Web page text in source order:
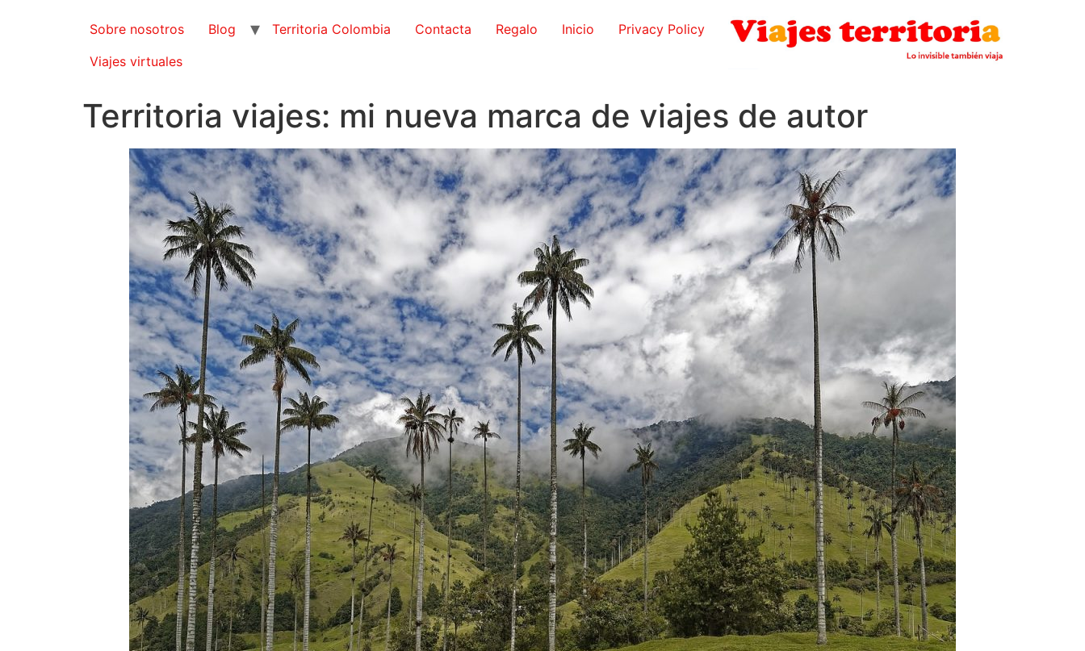
Sobre nosotros Blog Territoria Colombia Contacta Regalo Inicio
Privacy Policy
Viajes virtuales
Territoria viajes: mi nueva marca de viajes de autor